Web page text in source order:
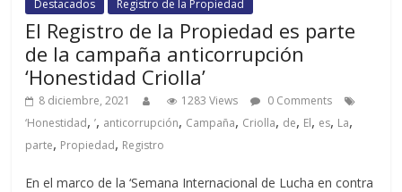
Destacados Registro de la Propiedad
El Registro de la Propiedad es parte
de la campaña anticorrupción
‘Honestidad Criolla’
8 diciembre, 2021 1283 Views
0 Comments
‘Honestidad,’, anticorrupción, Campaña, Criolla, de, El, es, La,
parte, Propiedad, Registro
En el marco de la ‘Semana Internacional de Lucha en contra